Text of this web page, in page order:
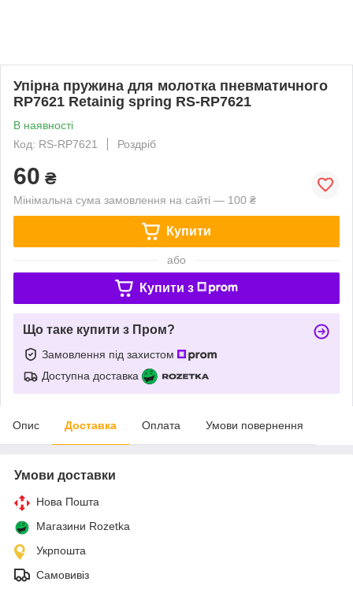
Упірна пружина для молотка пневматичного
RP7621 Retainig spring RS-RP7621
В наявності
Код: RS-RP7621
Роздріб
60 ₴
Мінімальна сума замовлення на сайті — 100 ₴
Купити
або
Купити з
Що таке купити з Пром?
Замовлення під захистом
Доступна доставка
Опис Доставка Оплата Умови повернення
Умови доставки
Нова Пошта
Магазини Rozetka
Укрпошта
Самовивіз